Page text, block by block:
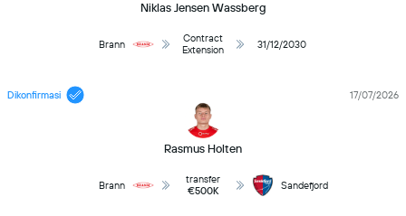
Niklas Jensen Wassberg
Brann
Contract
Extension
31/12/2030
Dikonfirmasi
Rasmus Holten
17/07/2026
Brann
transfer
€500K
Sandefjord